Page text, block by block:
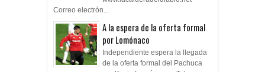
Correo electrón...
A la espera de la oferta formal
por Lomónaco
Independiente espera la llegada
de la oferta formal del Pachuca